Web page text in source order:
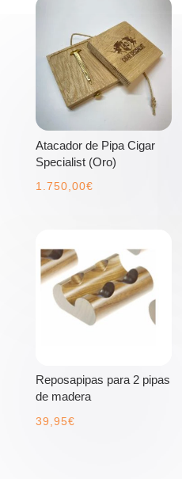
Atacador de Pipa Cigar
Specialist (Oro)
1.750,00€
Reposapipas para 2 pipas
de madera
39,95€